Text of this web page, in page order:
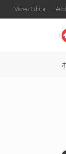
Video Editor